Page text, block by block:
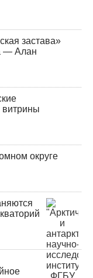
застава»
— Алан
витрины
округе